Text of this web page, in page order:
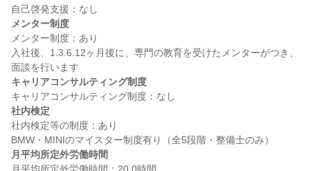
メンター制度
メンター制度：あり
入社後、1.3.6.12ヶ月後に、専門の教育を受けたメンターがつき、
キャリアコンサルティング制度
社内検定
社内検定等の制度：あり
月平均所定外労働時間